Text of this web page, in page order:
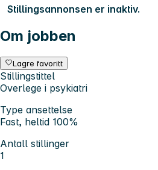
Stillingsannonsen er inaktiv.
Om jobben
Lagre favoritt
Stillingstittel
Overlege i psykiatri
Type ansettelse
Fast, heltid 100%
Antall stillinger
1